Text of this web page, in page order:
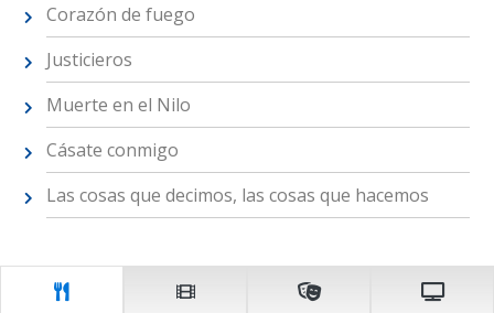
Corazón de fuego
Justicieros
Muerte en el Nilo
Cásate conmigo
Las cosas que decimos, las cosas que hacemos